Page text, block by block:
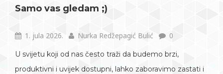
Samo vas gledam ;)
1. jula 2026. Nurka Redžepagić Bulić 0
U svijetu koji od nas često traži da budemo brzi,
produktivni i uvijek dostupni, lahko zaboravimo zastati i